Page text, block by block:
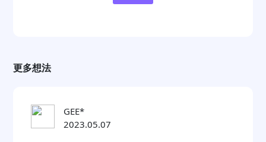
更多想法
GEE*
2023.05.07